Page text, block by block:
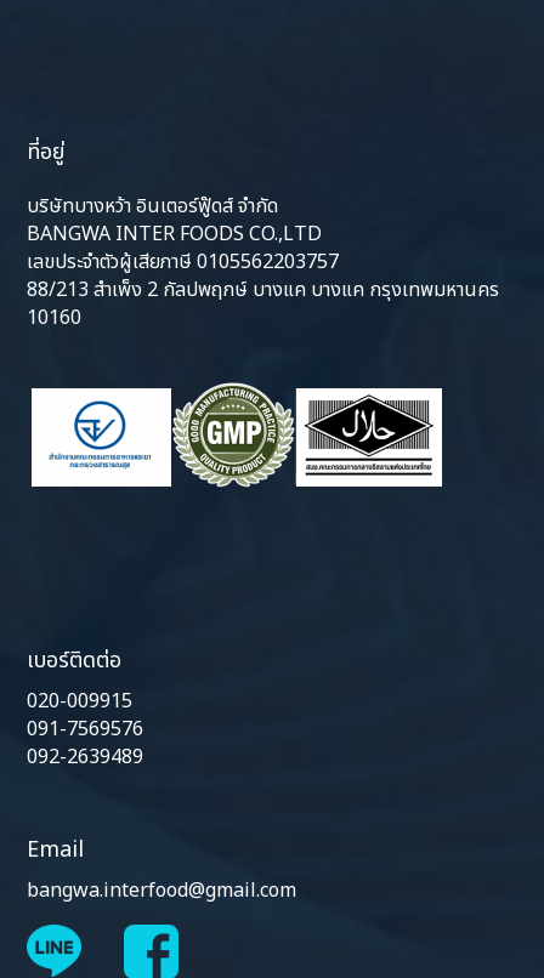
ที่อยู่
บริษัทบางหว้า อินเตอร์ฟู๊ดส์ จำกัด
BANGWA INTER FOODS CO.,LTD
เลขประจำตัวผู้เสียภาษี 0105562203757
88/213 สำเพ็ง 2 กัลปพฤกษ์ บางแค บางแค กรุงเทพมหานคร
10160
เบอร์ติดต่อ
020-009915
091-7569576
092-2639489
Email
bangwa.interfood@gmail.com